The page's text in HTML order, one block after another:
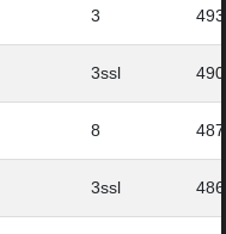
3 493
3ssl 490
8 487
3ssl 486